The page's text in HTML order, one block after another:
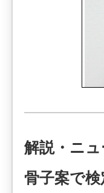
解説・ニ
骨子案で